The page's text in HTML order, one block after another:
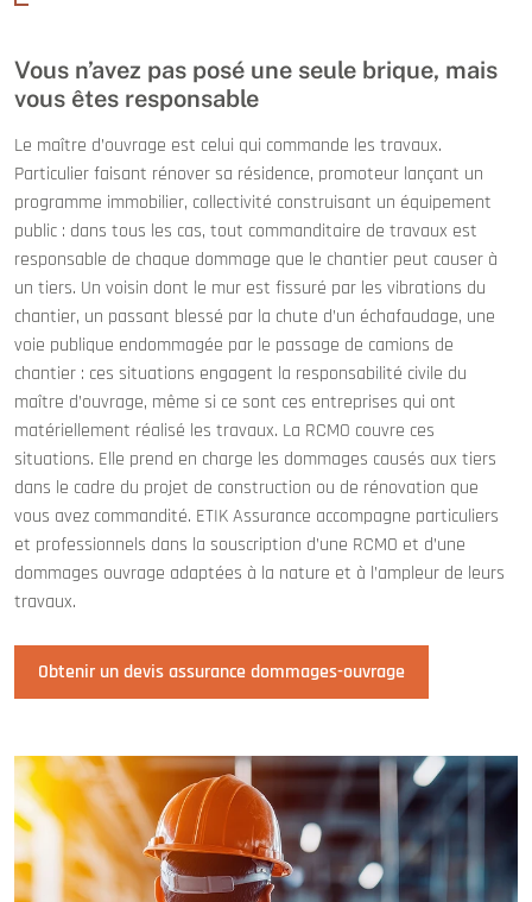
Vous n’avez pas posé une seule brique, mais
vous êtes responsable
Le maître d’ouvrage est celui qui commande les travaux.
Particulier faisant rénover sa résidence, promoteur lançant un
programme immobilier, collectivité construisant un équipement
public : dans tous les cas, tout commanditaire de travaux est
responsable de chaque dommage que le chantier peut causer à
un tiers. Un voisin dont le mur est fissuré par les vibrations du
chantier, un passant blessé par la chute d’un échafaudage, une
voie publique endommagée par le passage de camions de
chantier : ces situations engagent la responsabilité civile du
maître d’ouvrage, même si ce sont ces entreprises qui ont
matériellement réalisé les travaux. La RCMO couvre ces
situations. Elle prend en charge les dommages causés aux tiers
dans le cadre du projet de construction ou de rénovation que
vous avez commandité. ETIK Assurance accompagne particuliers
et professionnels dans la souscription d’une RCMO et d’une
dommages ouvrage adaptées à la nature et à l’ampleur de leurs
travaux.
Obtenir un devis assurance dommages-ouvrage